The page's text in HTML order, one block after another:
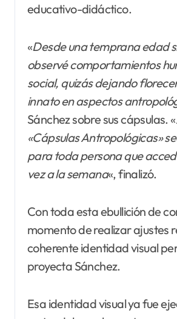
educativo-didáctico.
«Desde una temprana edad
observé comportamientos
social, quizás dejando
innato en aspectos
Sánchez sobre sus cápsulas. «
«Cápsulas Antropológicas»
para toda persona que
vez a la semana«, finalizó.
Con toda esta ebullición de
momento de realizar ajustes
coherente identidad visual
proyecta Sánchez.
Esa identidad visual ya fue